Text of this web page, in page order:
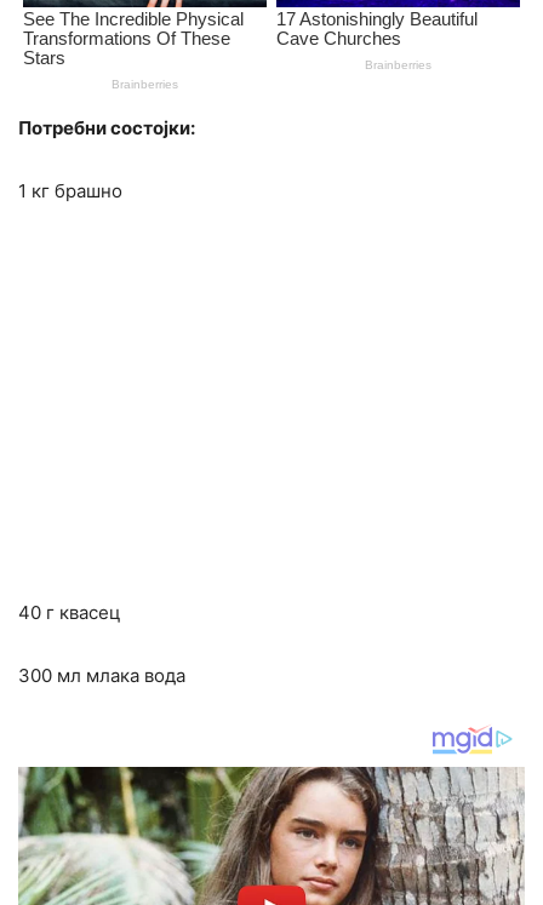
Потребни состојки:
1 кг брашно
40 г квасец
300 мл млака вода